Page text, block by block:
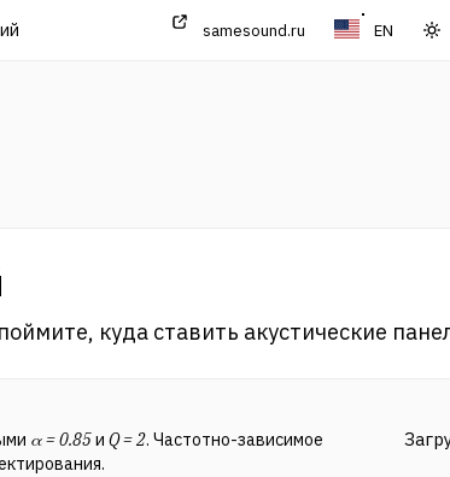
samesound.ru EN
куда ставить акустические
α = 0.85и Q = 2. Частотно-зависимое